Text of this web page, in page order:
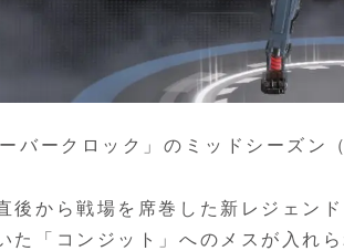
バークロック」のミッドシーズン
後から戦場を席巻した新レジェン
た「コンジット」へのメスが入れら